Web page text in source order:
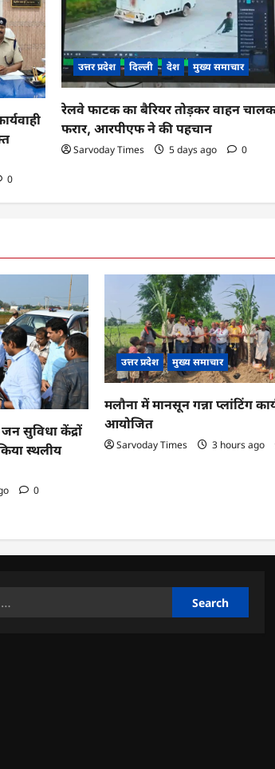
0
उत्तर प्रदेश दिल्ली देश मुख्य समाचार
रेलवे फाटक का बैरियर तोड़कर वाहन
फरार, आरपीएफ ने की पहचान
Sarvoday Times 5 days ago 0
सुविधा केंद्रों
स्थलीय
0
उत्तर प्रदेश मुख्य समाचार
मलौना में मानसून गन्ना प्लांटिंग
आयोजित
Sarvoday Times 3 hours ago